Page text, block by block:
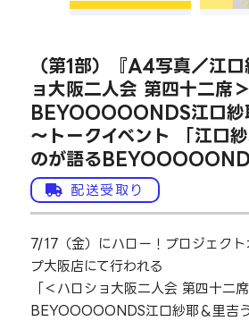
（第1部）『A4写真／江
ョ大阪二人会 第四十二席
BEYOOOOONDS江口紗
～トークイベント 「江口
のが語る
配送受取り
7/17（金）にハロー！プロジェクト
プ大阪店にて行われる
「＜ハロショ大阪二人会 第四十二
BEYOOOOONDS江口紗耶＆里吉